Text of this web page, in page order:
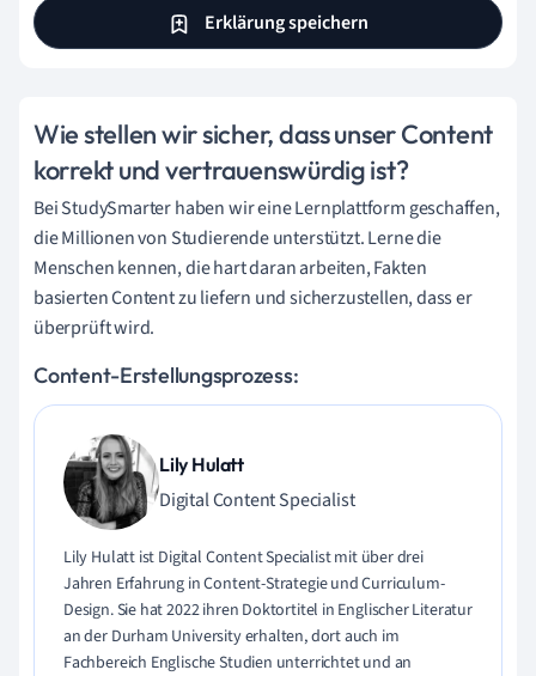
Erklärung speichern
Wie stellen wir sicher, dass unser Content
korrekt und vertrauenswürdig ist?
Bei StudySmarter haben wir eine Lernplattform geschaffen,
die Millionen von Studierende unterstützt. Lerne die
Menschen kennen, die hart daran arbeiten, Fakten
basierten Content zu liefern und sicherzustellen, dass er
überprüft wird.
Content-Erstellungsprozess:
Lily Hulatt
Digital Content Specialist
Lily Hulatt ist Digital Content Specialist mit über drei
Jahren Erfahrung in Content-Strategie und Curriculum-
Design. Sie hat 2022 ihren Doktortitel in Englischer Literatur
an der Durham University erhalten, dort auch im
Fachbereich Englische Studien unterrichtet und an